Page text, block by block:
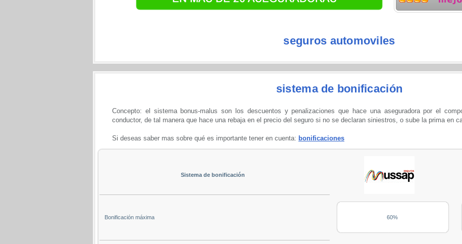
seguros automoviles
sistema de bonificación
Concepto: el sistema bonus-malus son los descuentos y penalizaciones que hace una aseguradora por el
conductor, de tal manera que hace una rebaja en el precio del seguro si no se declaran siniestros, o sube la prima en
Si deseas saber mas sobre qué es importante tener en cuenta: bonificaciones
Sistema de bonificación
Bonificación máxima 60%